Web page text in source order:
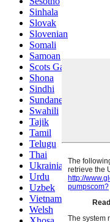
Sinhala
Slovak
Slovenian
Somali
Samoan
Scots Gaelic
Shona
Sindhi
Sundanese
Swahili
Tajik
Tamil
Telugu
Thai
Ukrainian
Urdu
Uzbek
Vietnamese
Welsh